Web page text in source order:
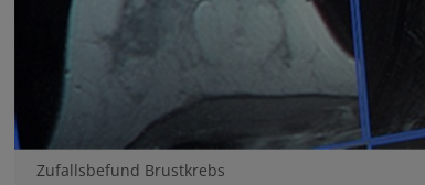
Zufallsbefund Brustkrebs